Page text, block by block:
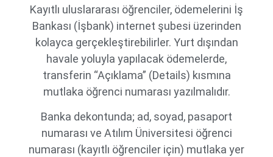
Kayıtlı uluslararası öğrenciler, ödemelerini İş
Bankası (İşbank) internet şubesi üzerinden
kolayca gerçekleştirebilirler. Yurt dışından
havale yoluyla yapılacak ödemelerde,
transferin “Açıklama” (Details) kısmına
mutlaka öğrenci numarası yazılmalıdır.
Banka dekontunda; ad, soyad, pasaport
numarası ve Atılım Üniversitesi öğrenci
numarası (kayıtlı öğrenciler için) mutlaka yer